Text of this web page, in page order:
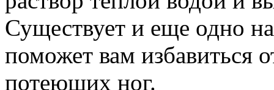
Существует и еще одно
поможет вам избавиться
потеющих ног.